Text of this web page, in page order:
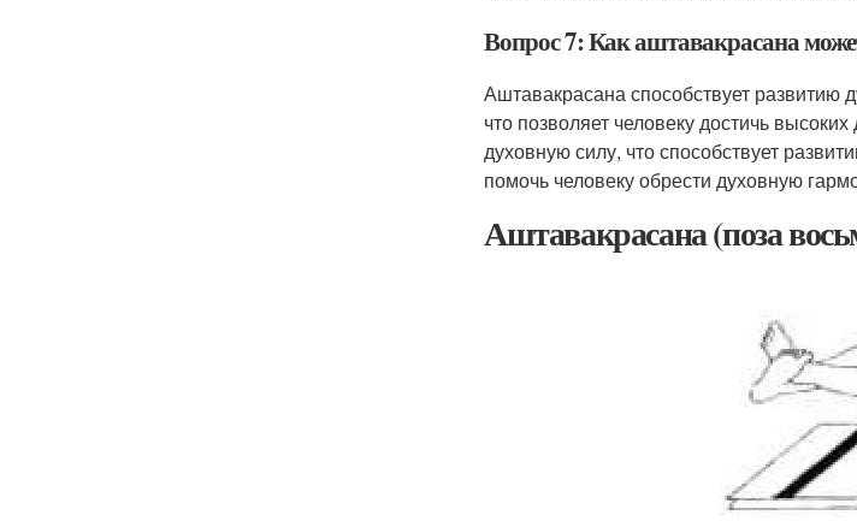
Вопрос 7: Как аштавакрасана
Аштавакрасана способствует развитию
что позволяет человеку достичь
духовную силу, что способствует
помочь человеку обрести духовную
Аштавакрасана (поза